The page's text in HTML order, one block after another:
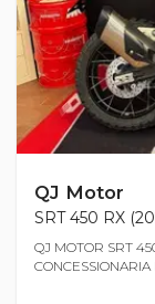
QJ Motor
SRT 450 RX
QJ MOTOR SRT